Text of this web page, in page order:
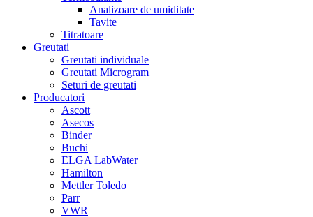
Analizoare de umiditate
Tavite
Titratoare
Greutati
Greutati individuale
Greutati Microgram
Seturi de greutati
Producatori
Ascott
Asecos
Binder
Buchi
ELGA LabWater
Hamilton
Mettler Toledo
Parr
VWR